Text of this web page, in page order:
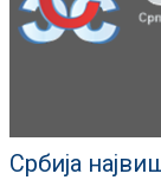
Србија